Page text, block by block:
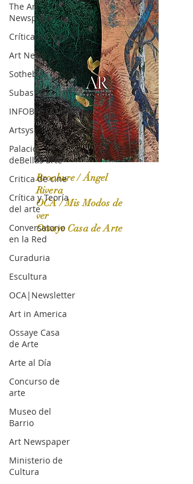
The Art
Newspaper
Crítica de Arte
Art News
Sotheby's
Subasta
INFOBAE|AMERICA
Artsys
Palacio
deBellas arte
Critica de cine
Crítica y Teoría
del arte
Conversatorio
en la Red
Curaduria
Escultura
OCA|Newsletter
Art in America
Ossaye Casa
de Arte
Arte al Día
Concurso de
arte
Museo del
Barrio
Art Newspaper
Ministerio de
Cultura
OCA|News 31 / Marzo-Abril / 2024
Brochure / Ángel
Rivera
OCA / Mis Modos de
ver
Ossaye Casa de Arte